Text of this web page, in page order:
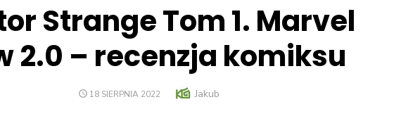
Strange Tom 1. Marvel
2.0 – recenzja komiksu
POSTED
18 SIERPNIA 2022 Author
Jakub